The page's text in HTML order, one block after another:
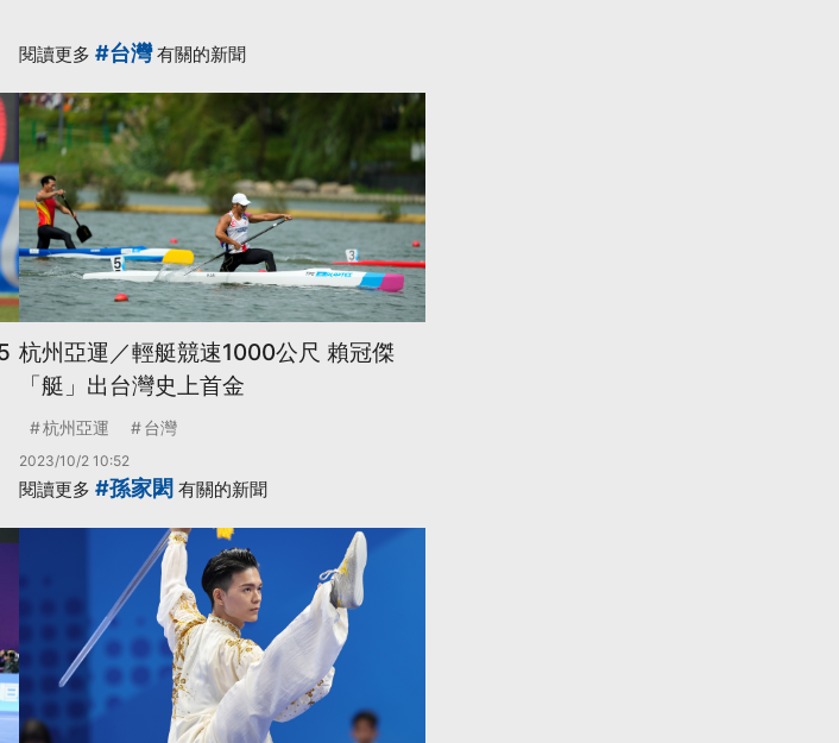
閱讀更多 #台灣有關的新聞
杭州亞運／輕艇競速1000公尺 賴冠傑
「艇」出台灣史上首金
杭州亞運 台灣
2023/10/2 10:52
閱讀更多 #孫家閎 有關的新聞